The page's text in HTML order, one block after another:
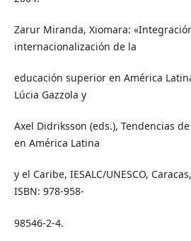
Zarur Miranda, Xiomara:
internacionalización de la
educación superior en América
Lúcia Gazzola y
Axel Didriksson (eds.), Tendencias
en América Latina
y el Caribe, IESALC/UNESCO,
ISBN: 978-958-
98546-2-4.